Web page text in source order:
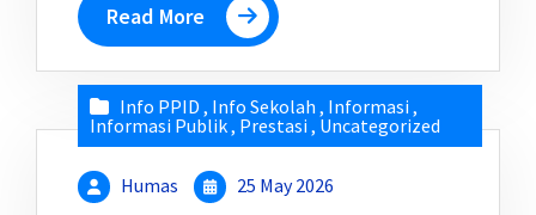
Read More
Info PPID , Info Sekolah , Informasi,
Informasi Publik, Prestasi, Uncategorized
Humas 25 May 2026